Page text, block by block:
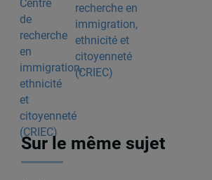
recherche en
immigration,
ethnicité et
citoyenneté
(CRIEC)
Sur le même sujet